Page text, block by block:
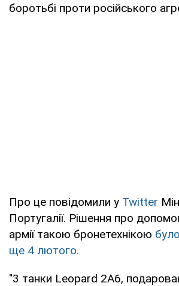
боротьбі проти російського
Про це повідомили у Twitter
Португалії. Рішення про
армії такою бронетехнікою
ще 4 лютого.
"3 танки Leopard 2A6,